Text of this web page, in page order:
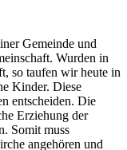
Gemeinde und
Wurden in
so taufen wir heute in
Kinder. Diese
entscheiden. Die
Erziehung der
Somit muss
angehören und